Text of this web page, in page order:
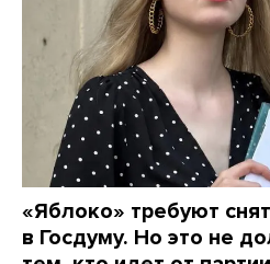
«Яблоко» требуют
в Госдуму. Но это не